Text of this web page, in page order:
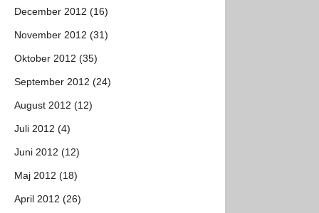
December 2012 (16)
November 2012 (31)
Oktober 2012 (35)
September 2012 (24)
August 2012 (12)
Juli 2012 (4)
Juni 2012 (12)
Maj 2012 (18)
April 2012 (26)